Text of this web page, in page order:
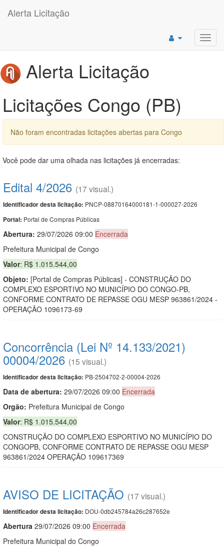
Alerta Licitação
Alerta Licitação
Licitações Congo (PB)
Não foram encontradas licitações abertas para Congo
Você pode dar uma olhada nas licitações já encerradas:
Edital 4/2026 (17 visual.)
Identificador desta licitação: PNCP-08870164000181-1-000027-2026
Portal: Portal de Compras Públicas
Abertura: 29/07/2026 09:00 Encerrada
Prefeitura Municipal de Congo
Valor: R$ 1.015.544,00
Objeto: [Portal de Compras Públicas] - CONSTRUÇÃO DO
COMPLEXO ESPORTIVO NO MUNICÍPIO DO CONGO-PB,
CONFORME CONTRATO DE REPASSE OGU MESP 963861/2024 -
OPERAÇÃO 1096173-69
Concorrência (Lei Nº 14.133/2021)
00004/2026 (15 visual.)
Identificador desta licitação: PB-2504702-2-00004-2026
Data de abertura: 29/07/2026 09:00 Encerrada
Orgão: Prefeitura Municipal de Congo
Valor: R$ 1.015.544,00
CONSTRUÇÃO DO COMPLEXO ESPORTIVO NO MUNICÍPIO DO
CONGOPB, CONFORME CONTRATO DE REPASSE OGU MESP
963861/2024 OPERAÇÃO 109617369
AVISO DE LICITAÇÃO (17 visual.)
Identificador desta licitação: DOU-0db245784a26c287652e
Abertura 29/07/2026 09:00 Encerrada
Prefeitura Municipal do Congo